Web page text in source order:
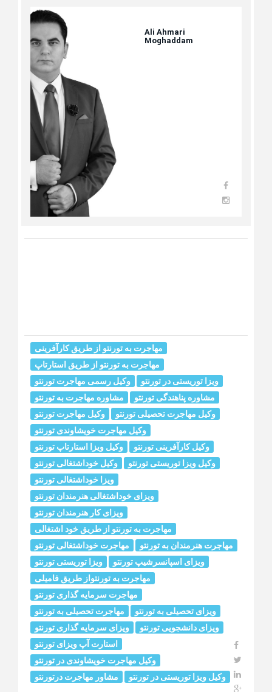
Ali Ahmari
Moghaddam
مهاجرت به تورنتو از طریق کارآفرینی
مهاجرت به تورنتو از طریق استارتاپ
وکیل رسمی مهاجرت تورنتو
ویزا توریستی در تورنتو
مشاوره مهاجرت به تورنتو
مشاوره پناهندگی تورنتو
وکیل مهاجرت تورنتو
وکیل مهاجرت تحصیلی تورنتو
وکیل مهاجرت خويشاوندى تورنتو
وکیل ویزا استارتاپ تورنتو
وکیل کارآفرینی تورنتو
وکیل خوداشتغالی تورنتو
وکیل ویزا توریستی تورنتو
ویزا خوداشتغالی تورنتو
ویزای خوداشتغالی هنرمندان تورنتو
ویزای کار هنرمندان تورنتو
مهاجرت به تورنتو از طریق خود اشتغالی
مهاجرت خوداشتغالی تورنتو
مهاجرت هنرمندان به تورنتو
ویزا توریستی تورنتو
ویزای اسپانسرشیپ تورنتو
مهاجرت به تورنتواز طریق فامیلی
مهاجرت سرمایه گذاری تورنتو
مهاجرت تحصیلی به تورنتو
ویزای تحصیلی به تورنتو
ویزای سرمایه گذاری تورنتو
ویزای دانشجویی تورنتو
استارت آپ ویزای تورنتو
وکیل مهاجرت خويشاوندى در تورنتو
مشاور مهاجرت درتورنتو
وکیل ویزا توریستی در تورنتو